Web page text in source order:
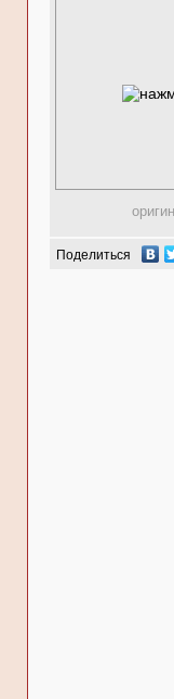
Поделиться